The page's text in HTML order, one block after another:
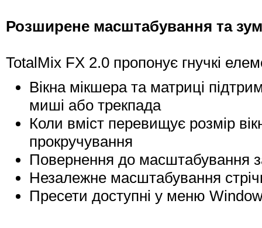
Розширене масштабування та зум
TotalMix FX 2.0 пропонує гнучкі
Вікна мікшера та матриці
миші або трекпада
Коли вміст перевищує розмір
прокручування
Повернення до масштабування
Незалежне масштабування
Пресети доступні у меню